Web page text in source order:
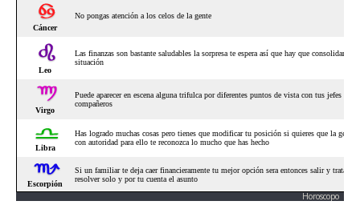
Horoscopo